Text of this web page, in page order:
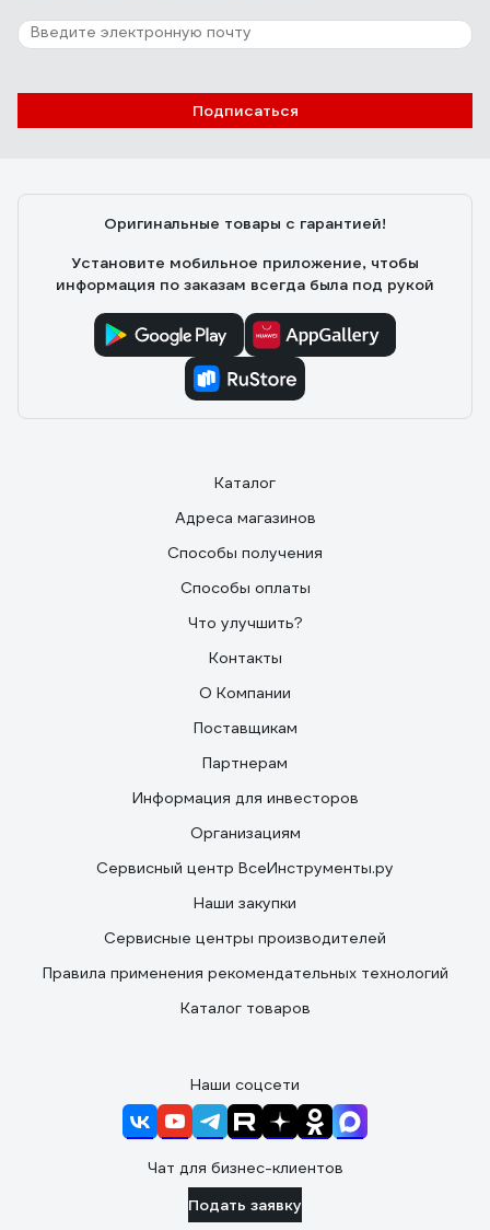
Подписаться
Оригинальные товары с гарантией!
Установите мобильное приложение, чтобы
информация по заказам всегда была под рукой
Каталог
Адреса магазинов
Способы получения
Способы оплаты
Что улучшить?
Контакты
О Компании
Поставщикам
Партнерам
Информация для инвесторов
Организациям
Сервисный центр ВсеИнструменты.ру
Наши закупки
Сервисные центры производителей
Правила применения рекомендательных технологий
Каталог товаров
Наши соцсети
Чат для бизнес-клиентов
Подать заявку